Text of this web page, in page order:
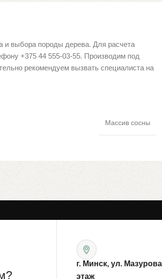
и выбора породы дерева. Для расчета
+375 44 555-03-55. Производим под
рекомендуем вызвать специалиста на
Массив сосны
г. Минск, ул.
этаж